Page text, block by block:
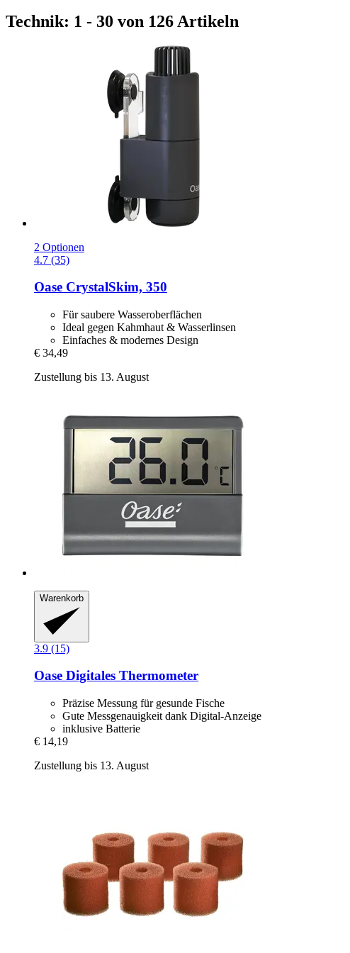
Technik: 1 - 30 von 126 Artikeln
2 Optionen
4.7 (35)
Oase CrystalSkim, 350
Für saubere Wasseroberflächen
Ideal gegen Kahmhaut & Wasserlinsen
Einfaches & modernes Design
€ 34,49
Zustellung bis 13. August
Warenkorb
3.9 (15)
Oase Digitales Thermometer
Präzise Messung für gesunde Fische
Gute Messgenauigkeit dank Digital-Anzeige
inklusive Batterie
€ 14,19
Zustellung bis 13. August